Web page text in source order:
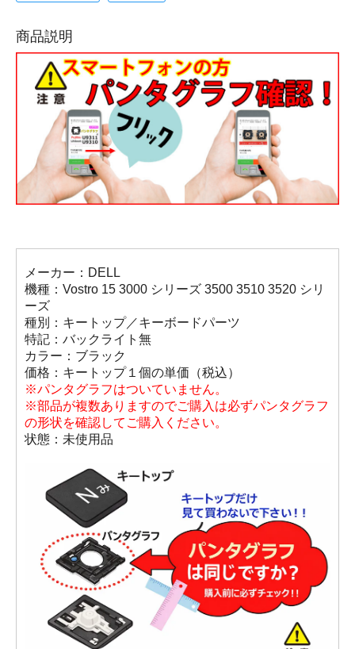
商品説明
メーカー：DELL
機種：Vostro 15 3000 シリーズ 3500 3510 3520 シリ
ーズ
種別：キートップ／キーボードパーツ
特記：バックライト無
カラー：ブラック
価格：キートップ１個の単価（税込）
※パンタグラフはついていません。
※部品が複数ありますのでご購入は必ずパンタグラフ
の形状を確認してご購入ください。
状態：未使用品